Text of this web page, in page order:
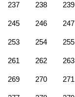
237 238 239
245 246 247
253 254 255
261 262 263
269 270 271